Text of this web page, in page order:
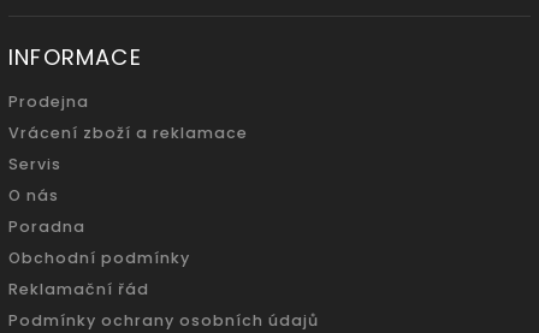
INFORMACE
Prodejna
Vrácení zboží a reklamace
Servis
O nás
Poradna
Obchodní podmínky
Reklamační řád
Podmínky ochrany osobních údajů